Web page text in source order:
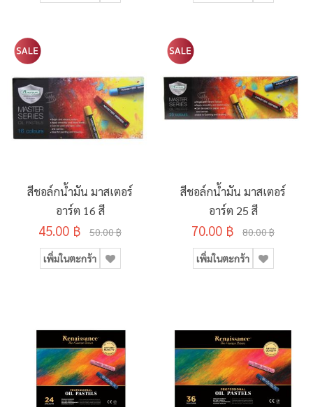
สีชอล์กน้ำมัน มาสเตอร์
อาร์ต 16 สี
45.00 ฿ 50.00 ฿
เพิ่มในตะกร้า
สีชอล์กน้ำมัน มาสเตอร์
อาร์ต 25 สี
70.00 ฿ 80.00 ฿
เพิ่มในตะกร้า